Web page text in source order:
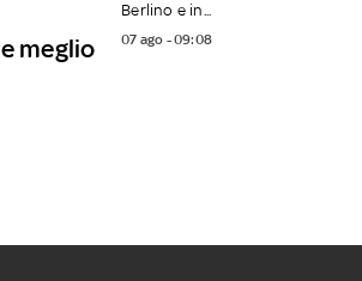
meglio
Berlino e in...
07 ago - 09:08